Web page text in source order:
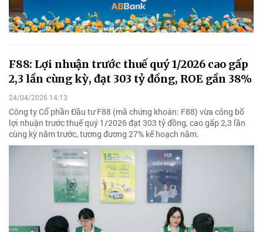
F88: Lợi nhuận trước thuế quý 1/2026 cao gấp
2,3 lần cùng kỳ, đạt 303 tỷ đồng, ROE gần 38%
24/04/2026 14:13
Công ty Cổ phần Đầu tư F88 (mã chứng khoán: F88) vừa công bố
lợi nhuận trước thuế quý 1/2026 đạt 303 tỷ đồng, cao gấp 2,3 lần
cùng kỳ năm trước, tương đương 27% kế hoạch năm.